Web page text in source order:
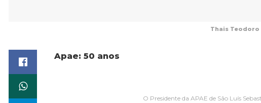
Thais Teodoro
Apae: 50 anos
O Presidente da APAE de São Luís